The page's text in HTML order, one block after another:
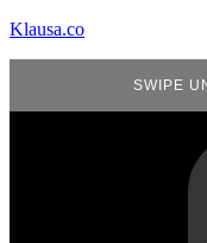
Klausa.co
SWIPE